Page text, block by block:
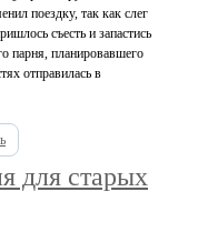
поездку, так как слег
съесть и запастись
парня, планировавшего
отправилась в
для старых